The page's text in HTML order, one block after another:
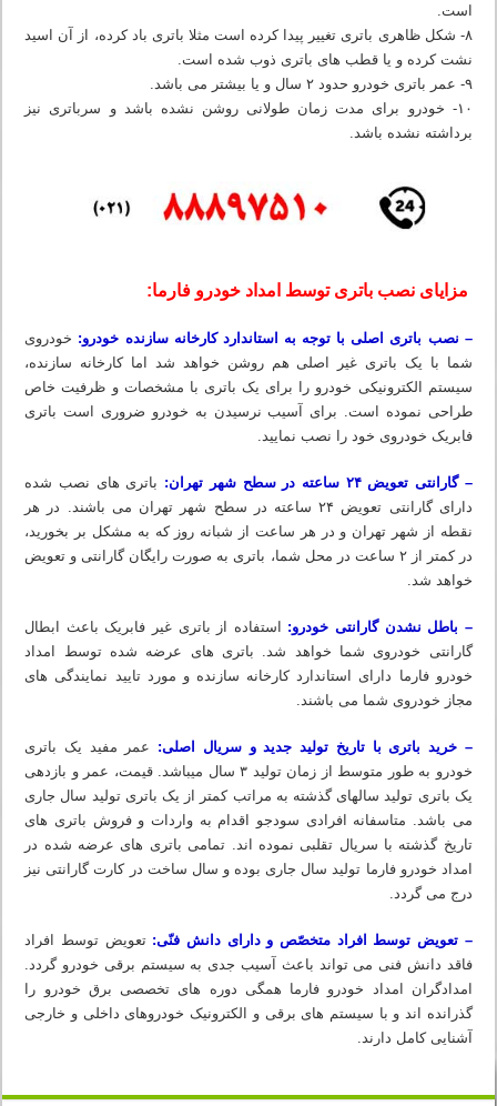
است.
۸- شکل ظاهری باتری تغییر پیدا کرده است مثلا باتری باد کرده، از آن اسید
نشت کرده و یا قطب های باتری ذوب شده است.
۹- عمر باتری خودرو حدود ۲ سال و یا بیشتر می باشد.
۱۰- خودرو برای مدت زمان طولانی روشن نشده باشد و سرباتری نیز
برداشته نشده باشد.
مزایای نصب باتری توسط امداد خودرو فارما:
– نصب باتری اصلی با توجه به استاندارد کارخانه سازنده خودرو: خودروی
شما با یک باتری غیر اصلی هم روشن خواهد شد اما کارخانه سازنده،
سیستم الکترونیکی خودرو را برای یک باتری با مشخصات و ظرفیت خاص
طراحی نموده است. برای آسیب نرسیدن به خودرو ضروری است باتری
فابریک خودروی خود را نصب نمایید.
– گارانتی تعویض ۲۴ ساعته در سطح شهر تهران:
باتری های نصب شده
دارای گارانتی تعویض ۲۴ ساعته در سطح شهر تهران می باشند. در هر
نقطه از شهر تهران و در هر ساعت از شبانه روز که به مشکل بر بخورید،
در کمتر از ۲ ساعت در محل شما، باتری به صورت رایگان گارانتی و تعویض
خواهد شد.
– باطل نشدن گارانتی خودرو: استفاده از باتری غیر فابریک باعث ابطال
گارانتی خودروی شما خواهد شد. باتری های عرضه شده توسط امداد
خودرو فارما دارای استاندارد کارخانه سازنده و مورد تایید نمایندگی های
مجاز خودروی شما می باشند.
– خرید باتری با تاریخ تولید جدید و سریال اصلی: عمر مفید یک باتری
خودرو به طور متوسط از زمان تولید ۳ سال میباشد. قیمت، عمر و بازدهی
یک باتری تولید سالهای گذشته به مراتب کمتر از یک باتری تولید سال جاری
می باشد. متاسفانه افرادی سودجو اقدام به واردات و فروش باتری های
تاریخ گذشته با سریال تقلبی نموده اند. تمامی باتری های عرضه شده در
امداد خودرو فارما تولید سال جاری بوده و سال ساخت در کارت گارانتی نیز
درج می گردد.
– تعویض توسط افراد متخصّص و دارای دانش فنّی: تعویض توسط افراد
فاقد دانش فنی می تواند باعث آسیب جدی به سیستم برقی خودرو گردد.
امدادگران امداد خودرو فارما همگی دوره های تخصصی برق خودرو را
گذرانده اند و با سیستم های برقی و الکترونیک خودروهای داخلی و خارجی
آشنایی کامل دارند.